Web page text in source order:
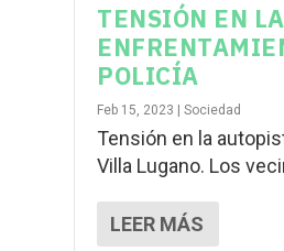
TENSIÓN EN
POLICÍA
Feb 15, 2023 |Sociedad
Tensión en la
Villa Lugano. Los
LEER MÁS